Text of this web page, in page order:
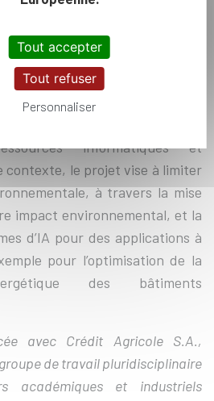
vise à aboutir à une IA plus
de vue environnemental. Les
comme les récents modèles
larges modèles de langage,
plus de données, de temps de
informatiques et
contexte, le projet vise à limiter
à travers la mise
impact environnemental, et la
d’IA pour des applications à
pour l’optimisation de la
des bâtiments
avec Crédit Agricole S.A.,
de travail pluridisciplinaire
académiques et industriels
Tout accepter
Tout refuser
Personnaliser